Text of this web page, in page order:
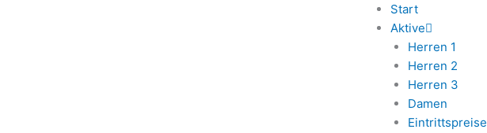
Start
Aktive
Herren 1
Herren 2
Herren 3
Damen
Eintrittspreise